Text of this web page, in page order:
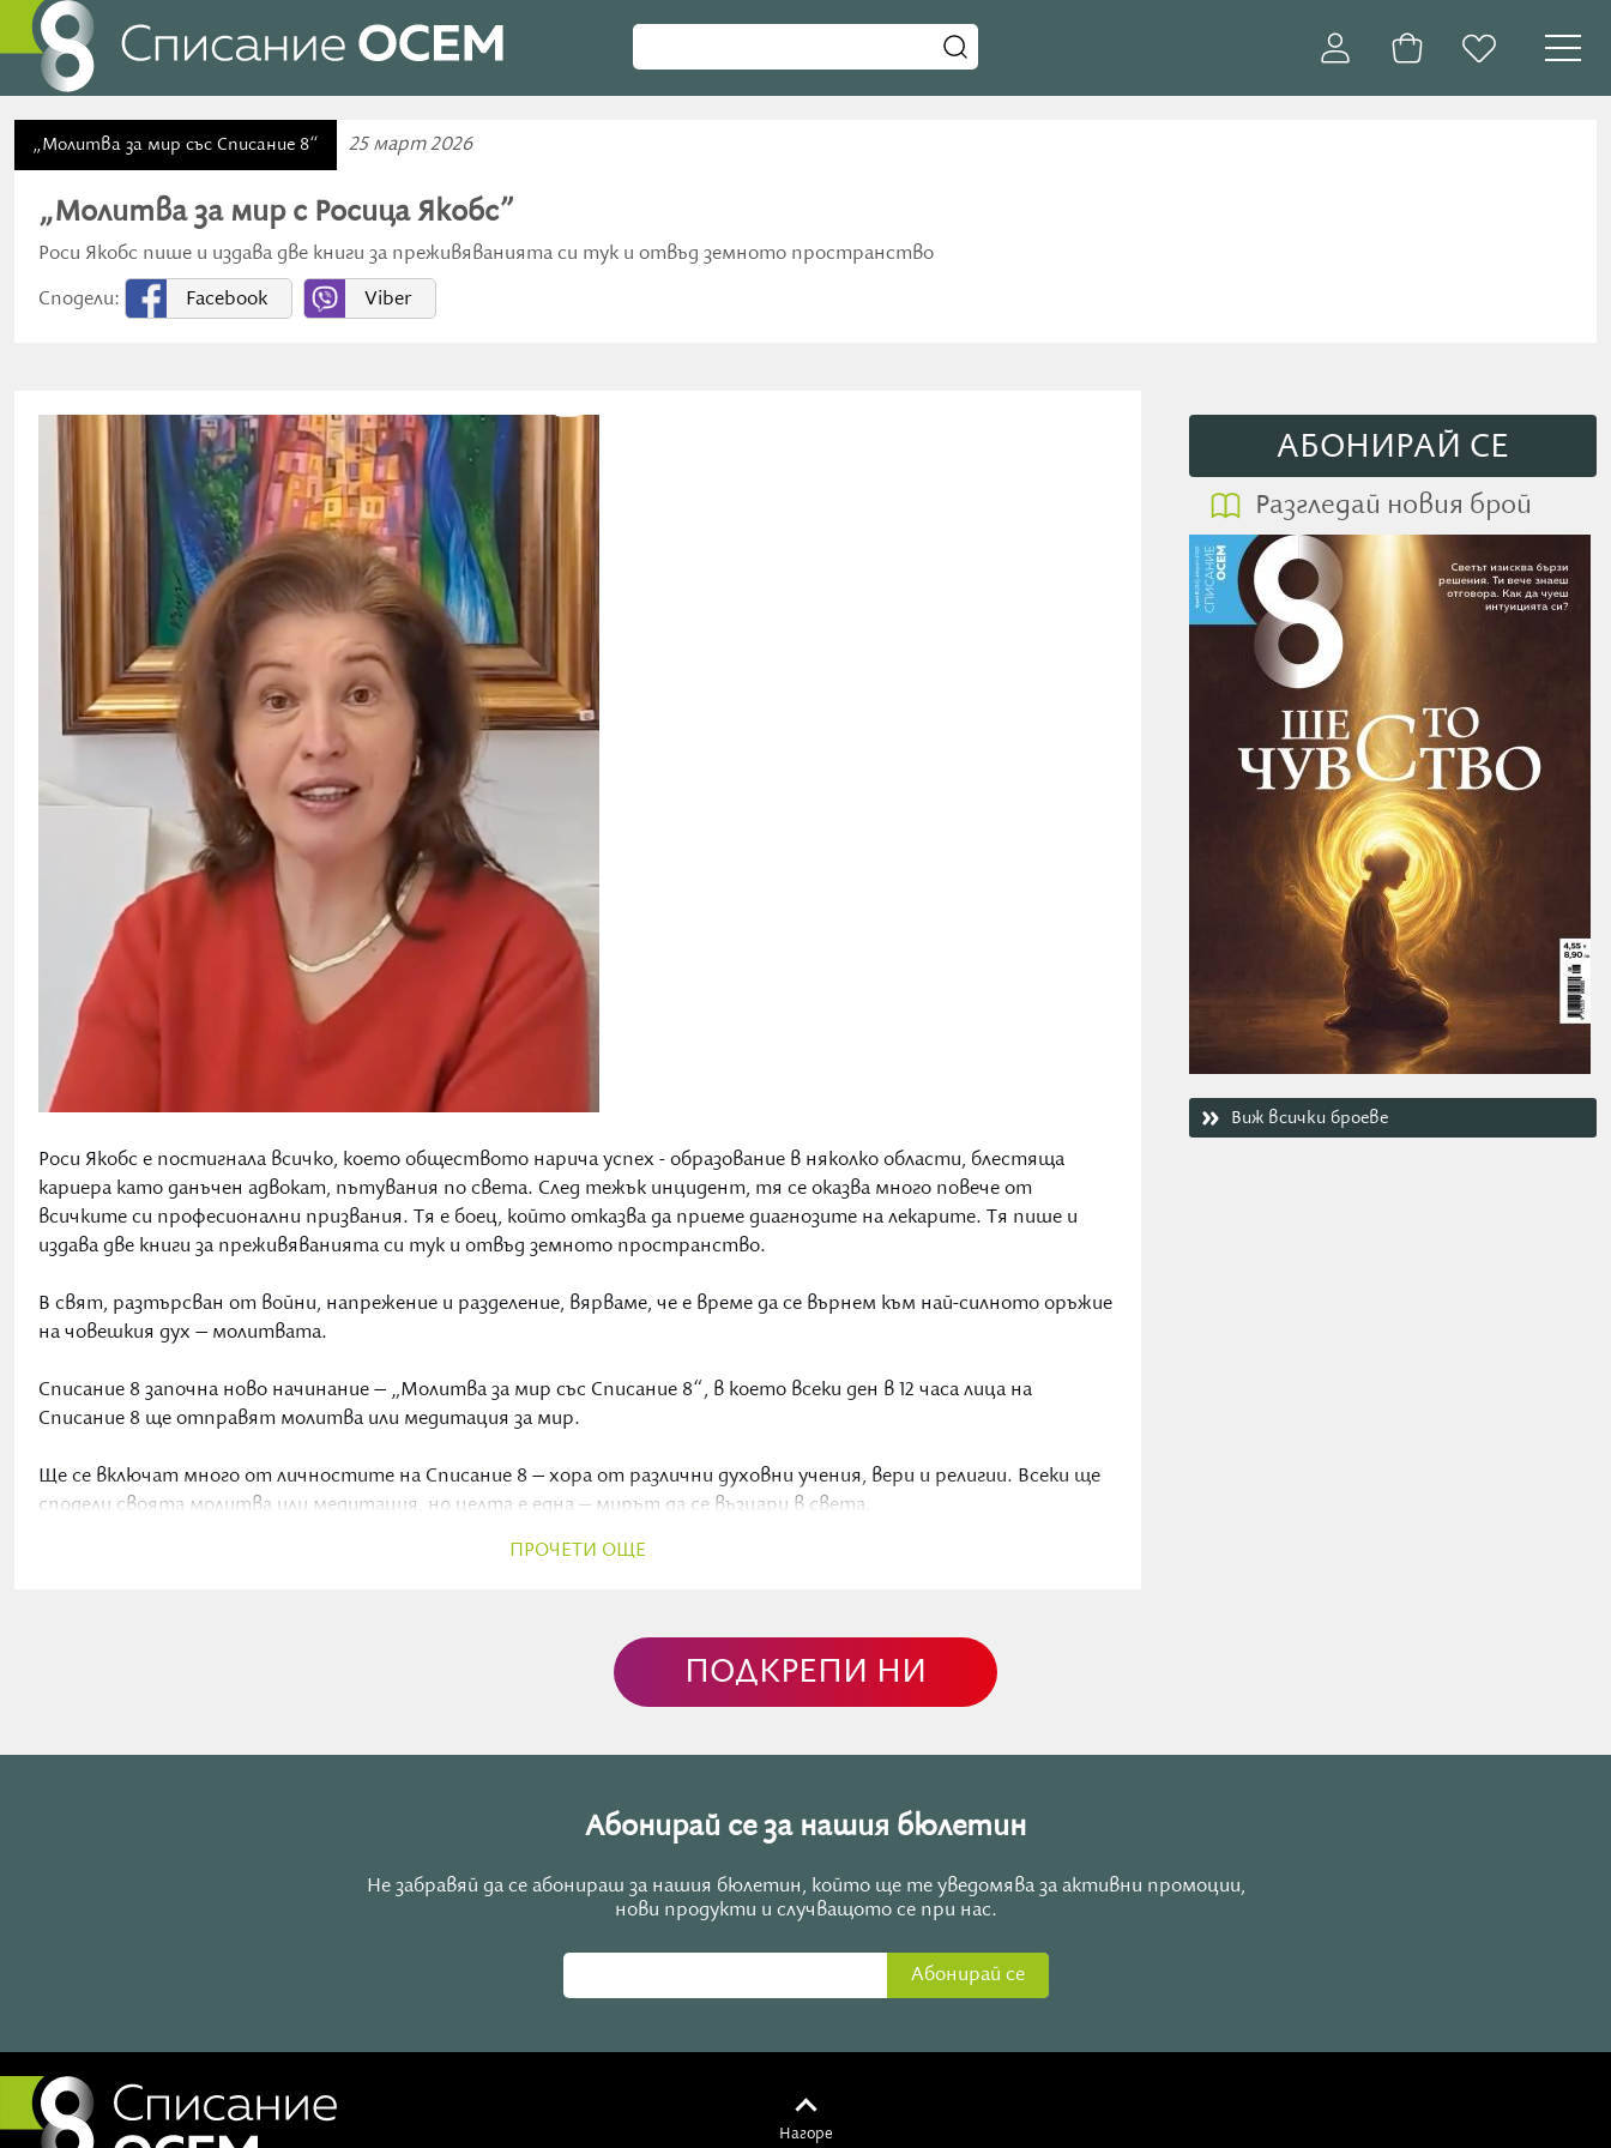
„Молитва за мир със Списание 8“ 25 март 2026
„Молитва за мир с Росица Якобс”
Роси Якобс пише и издава две книги за преживяванията си тук и отвъд земното пространство
Сподели:
Facebook Viber
Роси Якобс е постигнала всичко, което обществото нарича успех - образование в няколко области, блестяща
кариера като данъчен адвокат, пътувания по света. След тежък инцидент, тя се оказва много повече от
всичките си професионални призвания. Тя е боец, който отказва да приеме диагнозите на лекарите. Тя пише и
издава две книги за преживяванията си тук и отвъд земното пространство.
В свят, разтърсван от войни, напрежение и разделение, вярваме, че е време да се върнем към най-силното оръжие
на човешкия дух – молитвата.
Списание 8 започна ново начинание – „Молитва за мир със Списание 8“, в което всеки ден в 12 часа лица на
Списание 8 ще отправят молитва или медитация за мир.
Ще се включат много от личностите на Списание 8 – хора от различни духовни учения, вери и религии. Всеки ще
сподели своята молитва или медитация, но целта е една – мирът да се възцари в света.
Каним и вас да се присъединявате към тази обща духовна вълна всеки ден в 12:00 часа – с молитва, медитация или
ПРОЧЕТИ ОЩЕ
АБОНИРАЙ СE
Разгледай новия брой
Виж всички броеве
ПОДКРЕПИ НИ
Абонирай се за нашия бюлетин
Не забравяй да се абонираш за нашия бюлетин, който ще те уведомява за активни промоции,
нови продукти и случващото се при нас.
Абонирай се
Нагоре